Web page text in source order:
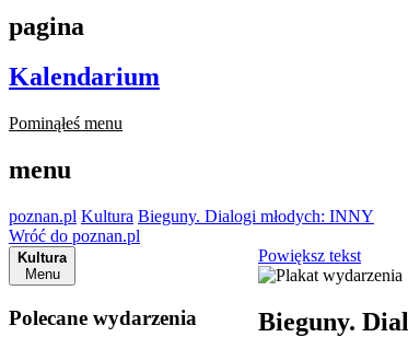
pagina
Kalendarium
Pominąłeś menu
menu
poznan.pl Kultura Bieguny. Dialogi młodych: INNY
Wróć do poznan.pl
Kultura
Menu
Polecane wydarzenia
Powiększ tekst
Bieguny.